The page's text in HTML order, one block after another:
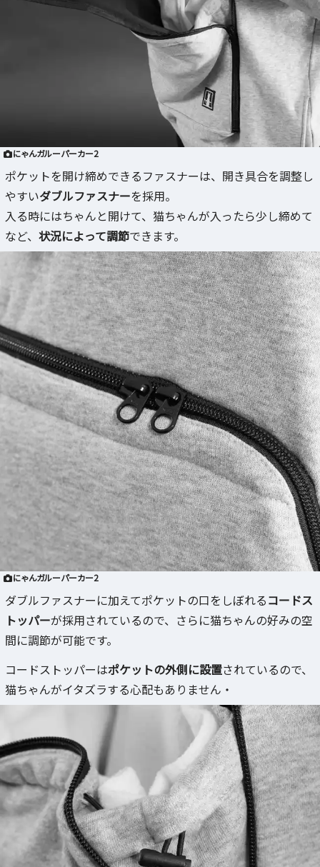
にゃんガルーパーカー2
ポケットを開け締めできるファスナーは、開き具合を調整し
やすいダブルファスナーを採用。
入る時にはちゃんと開けて、猫ちゃんが入ったら少し締めて
など、 状況によって調節できます。
にゃんガルーパーカー2
ダブルファスナーに加えてポケットの口をしぼれるコードス
トッパーが採用されているので、さらに猫ちゃんの好みの空
間に調節が可能です。
コードストッパーはポケットの外側に設置されているので、
猫ちゃんがイタズラする心配もありません・